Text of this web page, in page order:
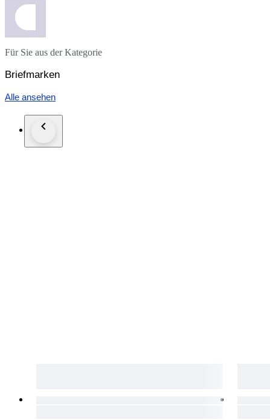
Für Sie aus der Kategorie
Briefmarken
Alle ansehen